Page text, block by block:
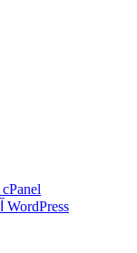
آموزش سی پنل cPanel
آموزش وردپرس WordPress